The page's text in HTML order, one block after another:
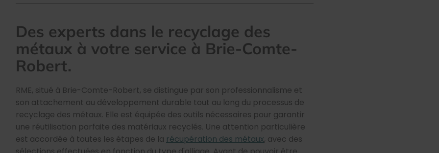
Des experts dans le recyclage des
métaux à votre service à Brie-Comte-
Robert.
RME, situé à Brie-Comte-Robert, se distingue par son professionnalisme et
son attachement au développement durable tout au long du processus de
recyclage des métaux. Elle est équipée des outils nécessaires pour garantir
une réutilisation parfaite des matériaux recyclés. Une attention particulière
est accordée à toutes les étapes de la récupération des métaux, avec des